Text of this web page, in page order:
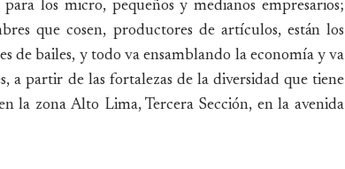
los micro, pequeños y medianos empresarios;
que cosen, productores de artículos, están los
de bailes, y todo va ensamblando la economía y va
a partir de las fortalezas de la diversidad que tiene
la zona Alto Lima, Tercera Sección, en la avenida